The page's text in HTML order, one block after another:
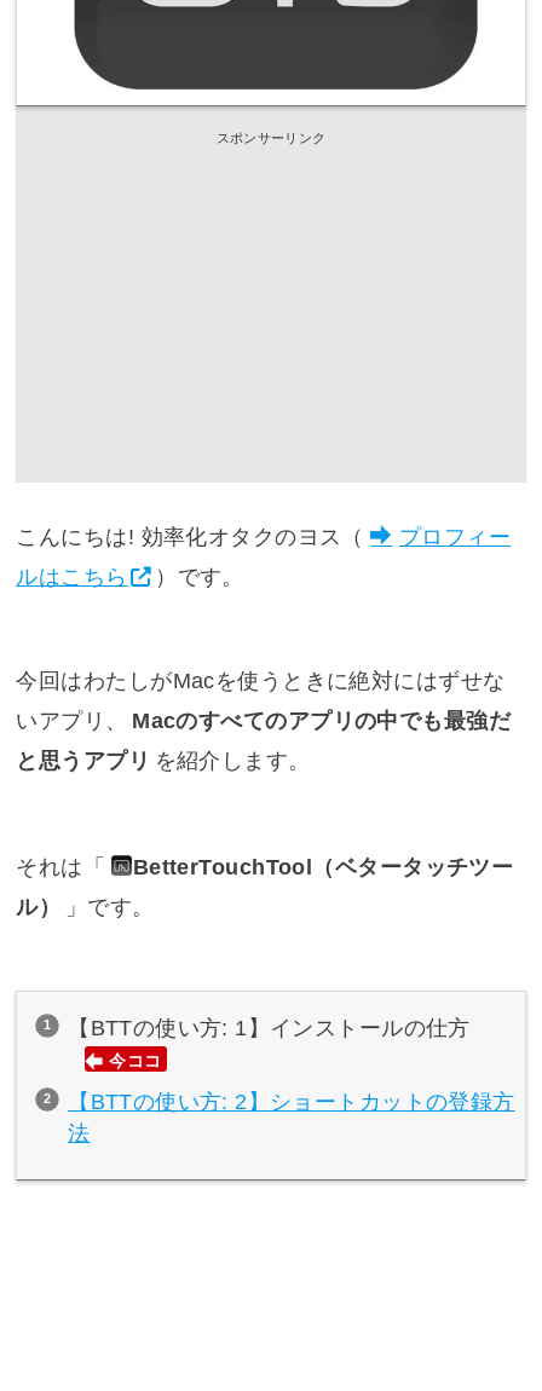
スポンサーリンク
こんにちは! 効率化オタクのヨス（
プロフィー
ルはこちら
）です。
今回はわたしがMacを使うときに絶対にはずせな
いアプリ、
Macのすべてのアプリの中でも最強だ
と思うアプリ を紹介します。
それは「 BetterTouchTool （ベタータッチツー
ル）
」です。
【BTTの使い方: 1】インストールの仕方
今ココ
【BTTの使い方: 2】ショートカットの登録方
法